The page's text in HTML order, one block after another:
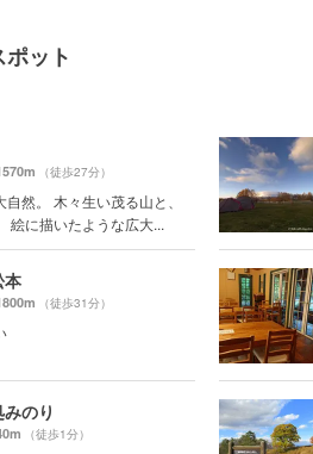
ット
（徒歩27分）
然。 木々生い茂る山と、
絵に描いたような広大...
本
（徒歩31分）
のり
（徒歩1分）